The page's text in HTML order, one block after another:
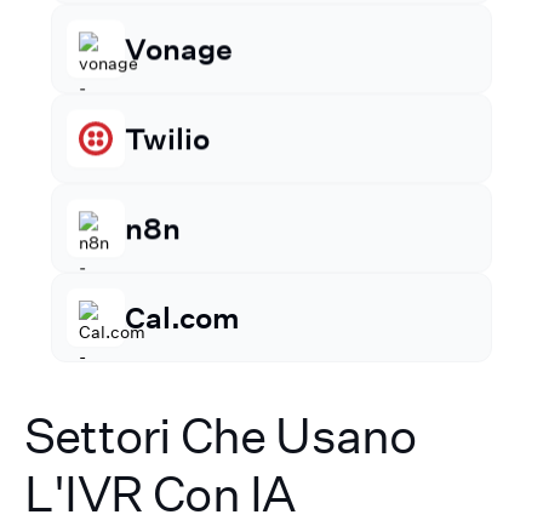
Go High Level
Settori Che Usano
L'IVR Con IA